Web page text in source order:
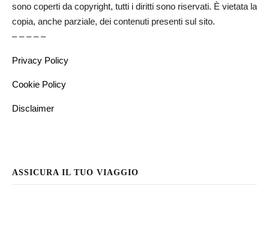
sono coperti da copyright, tutti i diritti sono riservati. È vietata la
copia, anche parziale, dei contenuti presenti sul sito.
– – – – –
Privacy Policy
Cookie Policy
Disclaimer
ASSICURA IL TUO VIAGGIO